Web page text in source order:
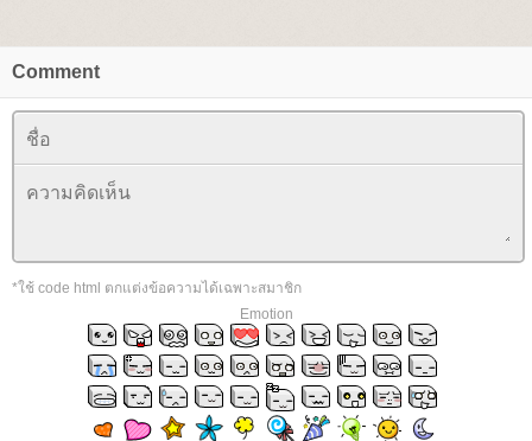
Comment
*ใช้ code html ตกแต่งข้อความได้เฉพาะสมาชิก
Emotion